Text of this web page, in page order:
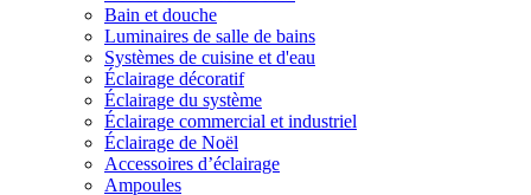
Bain et douche
Luminaires de salle de bains
Systèmes de cuisine et d'eau
Éclairage décoratif
Éclairage du système
Éclairage commercial et industriel
Éclairage de Noël
Accessoires d’éclairage
Ampoules